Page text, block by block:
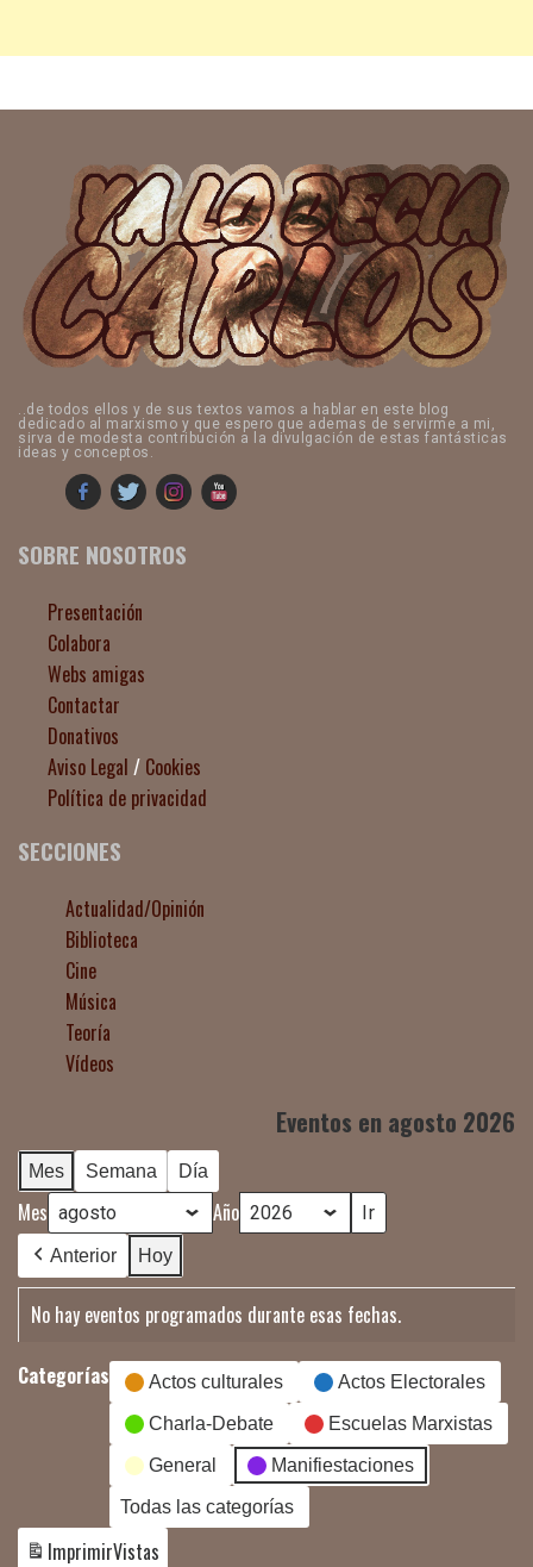
..de todos ellos y de sus textos vamos a hablar en este blog
dedicado al marxismo y que espero que ademas de servirme a mi,
sirva de modesta contribución a la divulgación de estas fantásticas
ideas y conceptos.
SOBRE NOSOTROS
Presentación
Colabora
Webs amigas
Contactar
Donativos
Aviso Legal / Cookies
Política de privacidad
SECCIONES
Actualidad/Opinión
Biblioteca
Cine
Música
Teoría
Vídeos
Eventos en agosto 2026
Mes Semana Día
Mes Año
Anterior Hoy
No hay eventos programados durante esas fechas.
Categorías Actos culturales Actos Electorales
Charla-Debate Escuelas Marxistas
General Manifiestaciones
Todas las categorías
ImprimirVistas